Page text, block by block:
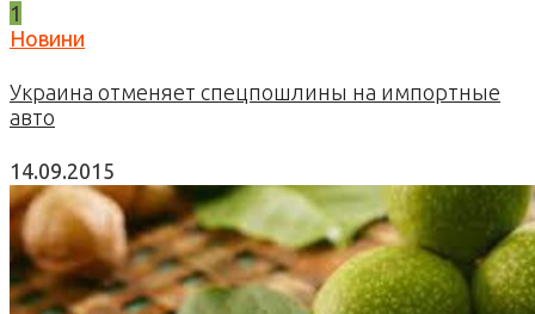
1
Новини
Украина отменяет спецпошлины на импортные
авто
14.09.2015